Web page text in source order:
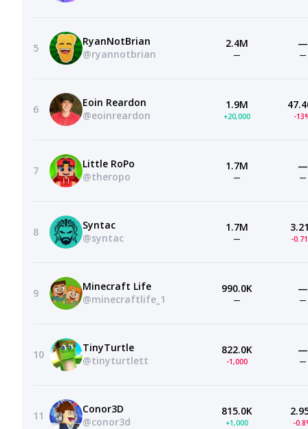
5
RyanNotBrian
@ryannotbrian
2.4M
—
—
—
6
Eoin Reardon
@eoinreardon
1.9M
+20,000 -
7
Little RoPo
@theropo
1.7M
—
—
—
8
Syntac
@syntac
1.7M
— -
9
Minecraft Life
@minecraftlife_1
990.0K
—
—
—
10
TinyTurtle
@tinyturtlett
822.0K
-1,000
—
—
11
Conor3D
@conor3d
815.0K
+1,000 -